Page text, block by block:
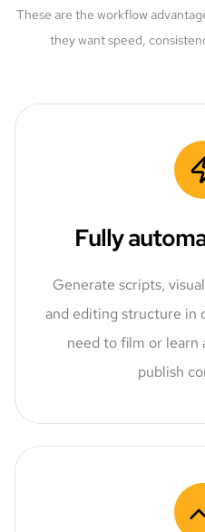
These are the workflow
they want speed,
Fully
Generate scripts,
and editing structure in
need to film or
publish